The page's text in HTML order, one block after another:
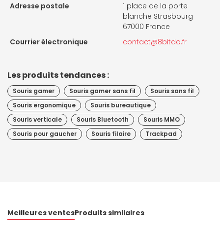
Adresse postale
1 place de la porte
blanche Strasbourg
67000 France
Courrier électronique
contact@8bitdo.fr
Les produits tendances :
Souris gamer Souris gamer sans fil
Souris sans fil
Souris ergonomique
Souris bureautique
Souris verticale
Souris Bluetooth
Souris MMO
Souris pour gaucher
Souris filaire Trackpad
Meilleures ventesProduits similaires